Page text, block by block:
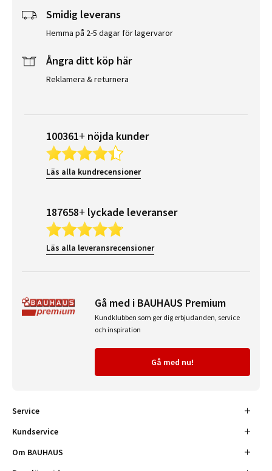
Smidig leverans
Hemma på 2-5 dagar för lagervaror
Ångra ditt köp här
Reklamera & returnera
100361+ nöjda kunder
Läs alla kundrecensioner
187658+ lyckade leveranser
Läs alla leveransrecensioner
Gå med i BAUHAUS Premium
Kundklubben som ger dig erbjudanden, service
och inspiration
Gå med nu!
Service
Kundservice
Om BAUHAUS